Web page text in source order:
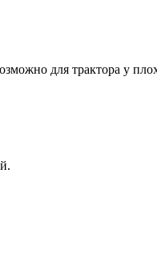
для трактора у